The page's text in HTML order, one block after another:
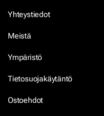
Yhteystiedot
Meistä
Ympäristö
Tietosuojakäytäntö
Ostoehdot